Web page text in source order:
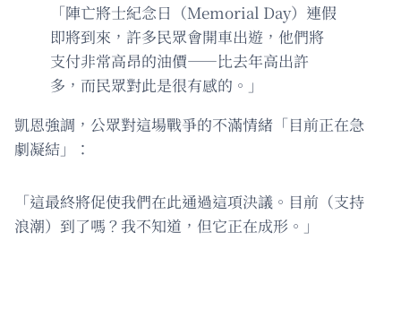
「陣亡將士紀念日（Memorial Day）連假
即將到來，許多民眾會開車出遊，他們將
支付非常高昂的油價——比去年高出許
多，而民眾對此是很有感的。」
凱恩強調，公眾對這場戰爭的不滿情緒「目前正在急
劇凝結」：
「這最終將促使我們在此通過這項決議。目前（支持
浪潮）到了嗎？我不知道，但它正在成形。」